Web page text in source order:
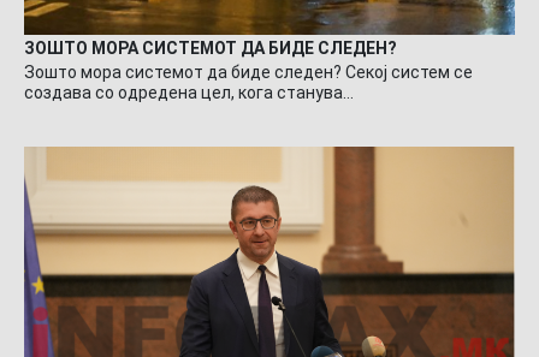
ЗОШТО МОРА СИСТЕМОТ ДА БИДЕ СЛЕДЕН?
Зошто мора системот да биде следен? Секој систем се
создава со одредена цел, кога станува…